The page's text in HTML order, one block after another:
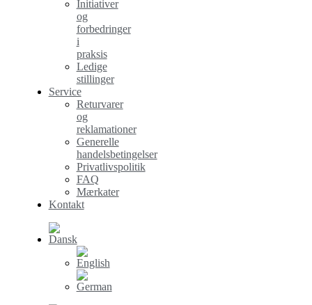
Initiativer
og
forbedringer
i
praksis
Ledige
stillinger
Service
Returvarer
og
reklamationer
Generelle
handelsbetingelser
Privatlivspolitik
FAQ
Mærkater
Kontakt